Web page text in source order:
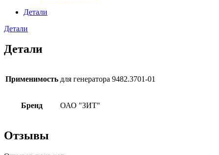
Детали
Детали
Детали
Применимость для генератора 9482.3701-01
Бренд ОАО "ЗИТ"
Отзывы